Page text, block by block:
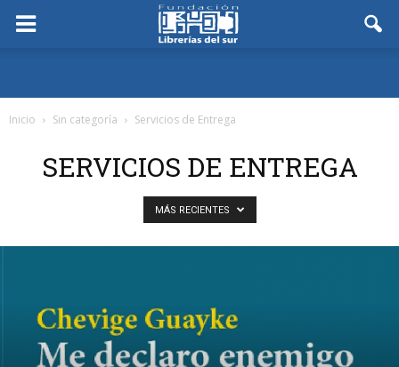
Inicio Sin categoría Servicios de Entrega
SERVICIOS DE ENTREGA
MÁS RECIENTES